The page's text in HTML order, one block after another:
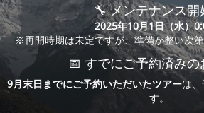
🔧 メンテナンス開
2025年10月1日（水）
※再開時期は未定ですが、準備が整い次
📅 すでにご予約済みの
9月末日までにご予約いただいたツアーは
す。